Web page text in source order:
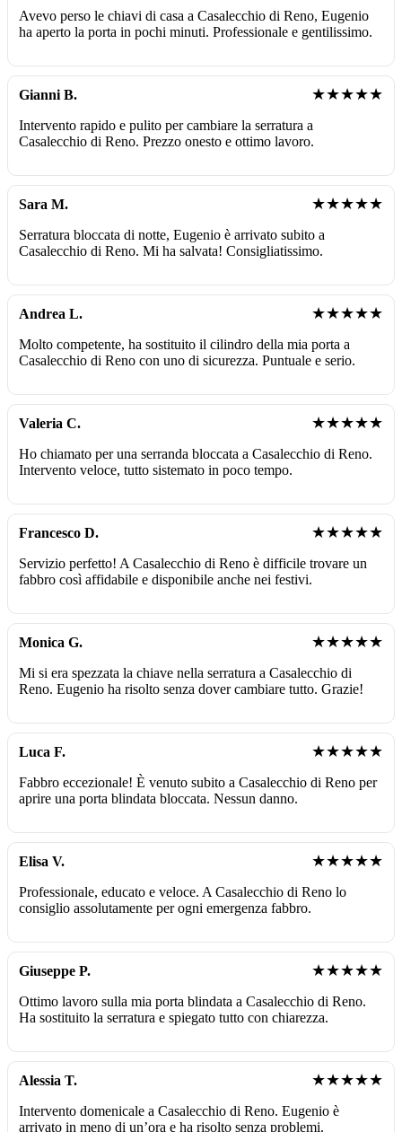
Avevo perso le chiavi di casa a Casalecchio di Reno, Eugenio
ha aperto la porta in pochi minuti. Professionale e gentilissimo.
Gianni B. ★★★★★
Intervento rapido e pulito per cambiare la serratura a
Casalecchio di Reno. Prezzo onesto e ottimo lavoro.
Sara M. ★★★★★
Serratura bloccata di notte, Eugenio è arrivato subito a
Casalecchio di Reno. Mi ha salvata! Consigliatissimo.
Andrea L. ★★★★★
Molto competente, ha sostituito il cilindro della mia porta a
Casalecchio di Reno con uno di sicurezza. Puntuale e serio.
Valeria C. ★★★★★
Ho chiamato per una serranda bloccata a Casalecchio di Reno.
Intervento veloce, tutto sistemato in poco tempo.
Francesco D. ★★★★★
Servizio perfetto! A Casalecchio di Reno è difficile trovare un
fabbro così affidabile e disponibile anche nei festivi.
Monica G. ★★★★★
Mi si era spezzata la chiave nella serratura a Casalecchio di
Reno. Eugenio ha risolto senza dover cambiare tutto. Grazie!
Luca F. ★★★★★
Fabbro eccezionale! È venuto subito a Casalecchio di Reno per
aprire una porta blindata bloccata. Nessun danno.
Elisa V. ★★★★★
Professionale, educato e veloce. A Casalecchio di Reno lo
consiglio assolutamente per ogni emergenza fabbro.
Giuseppe P. ★★★★★
Ottimo lavoro sulla mia porta blindata a Casalecchio di Reno.
Ha sostituito la serratura e spiegato tutto con chiarezza.
Alessia T. ★★★★★
Intervento domenicale a Casalecchio di Reno. Eugenio è
arrivato in meno di un’ora e ha risolto senza problemi.